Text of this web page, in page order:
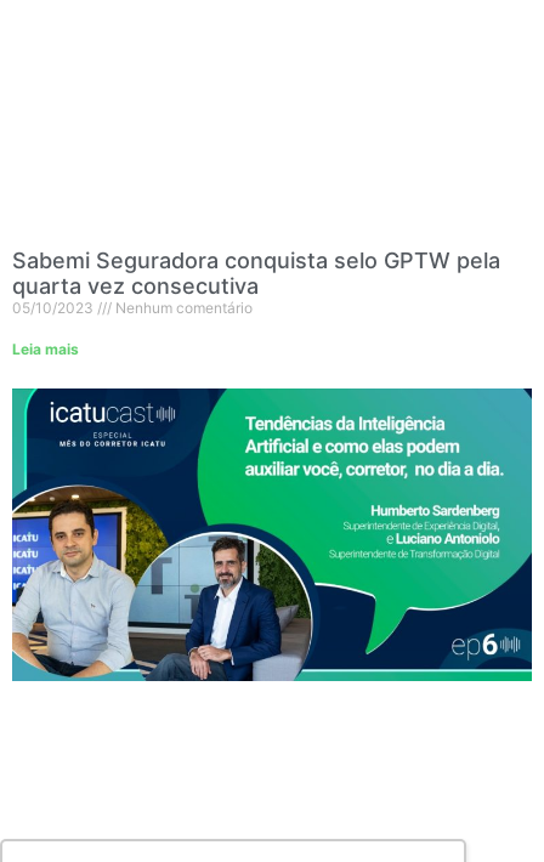
Sabemi Seguradora conquista selo GPTW pela
quarta vez consecutiva
05/10/2023 Nenhum comentário
Leia mais